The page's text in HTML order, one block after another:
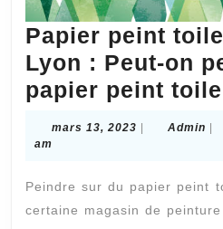
Papier peint
Lyon : Peut-on
papier peint
mars 13, 2023 mars
| Admin |
am
Peindre sur du papier peint
certaine magasin de